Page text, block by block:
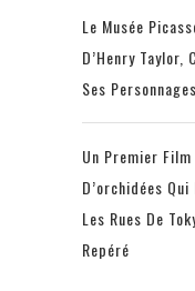
Le Musée
D’Henry
Ses
Un Premier
D’orchidées
Les Rues De
Repéré